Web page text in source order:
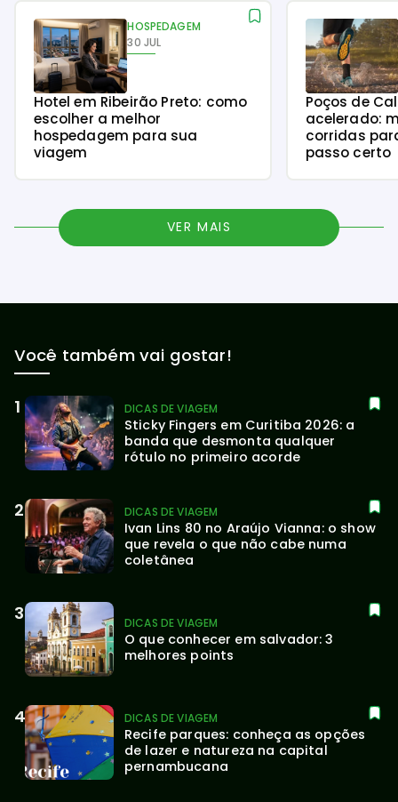
HOSPEDAGEM
30 JUL
Hotel em Ribeirão Preto: como
escolher a melhor
hospedagem para sua
viagem
Poços de
acelerado:
corridas
passo certo
VER MAIS
Você também vai gostar!
DICAS DE VIAGEM
Sticky Fingers em Curitiba 2026: a
banda que desmonta qualquer
rótulo no primeiro acorde
DICAS DE VIAGEM
Ivan Lins 80 no Araújo Vianna: o show
que revela o que não cabe numa
coletânea
DICAS DE VIAGEM
O que conhecer em salvador: 3
melhores points
DICAS DE VIAGEM
Recife parques: conheça as opções
de lazer e natureza na capital
pernambucana